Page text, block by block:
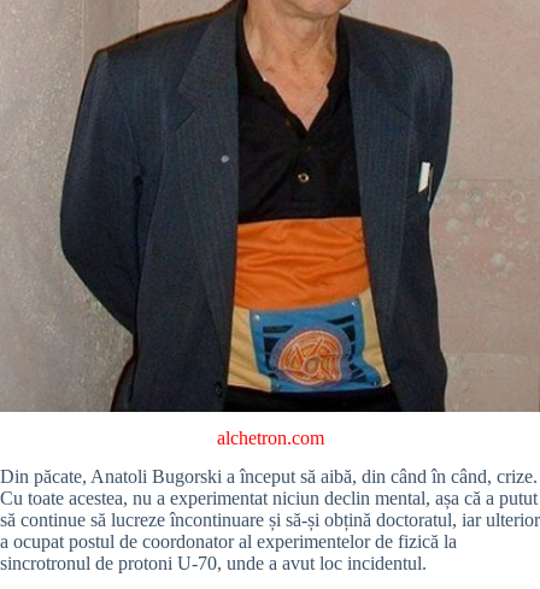
alchetron.com
Din păcate, Anatoli Bugorski a început să aibă, din când în când, crize.
Cu toate acestea, nu a experimentat niciun declin mental, așa că a putut
să continue să lucreze încontinuare și să-și obțină doctoratul, iar ulterior
a ocupat postul de coordonator al experimentelor de fizică la
sincrotronul de protoni U-70, unde a avut loc incidentul.